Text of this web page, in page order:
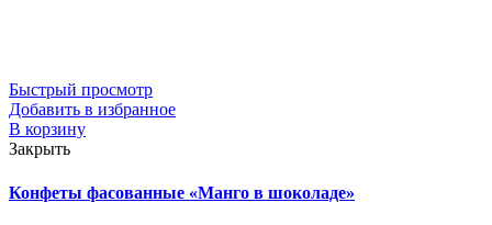
Быстрый просмотр
Добавить в избранное
В корзину
Закрыть
Конфеты фасованные «Манго в шоколаде»